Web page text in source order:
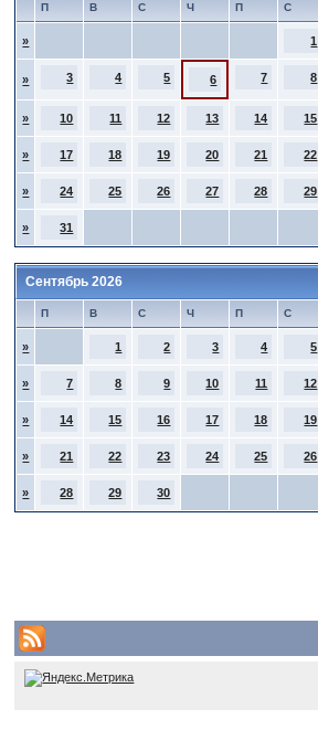
П В С Ч П С
» 1
» 3 4 5 6 7 8
» 10 11 12 13 14 15
» 17 18 19 20 21 22
» 24 25 26 27 28 29
» 31
Сентябрь 2026
П В С Ч П С
» 1 2 3 4 5
» 7 8 9 10 11 12
» 14 15 16 17 18 19
» 21 22 23 24 25 26
» 28 29 30